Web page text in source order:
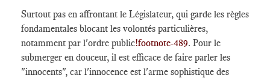
Surtout pas en affrontant le Législateur, qui garde les règles
fondamentales blocant les volontés particulières,
notamment par l'ordre public!footnote-489. Pour le
submerger en douceur, il est efficace de faire parler les
"innocents", car l'innocence est l'arme sophistique des